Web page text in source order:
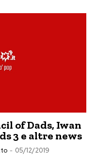
of Dads, Iwan
3 e altre news
- 05/12/2019